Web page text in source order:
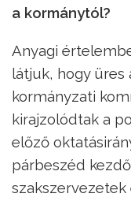
a kormánytól?
Anyagi
látjuk, hogy üres
kormányzati
kirajzolódtak a
előző
párbeszéd